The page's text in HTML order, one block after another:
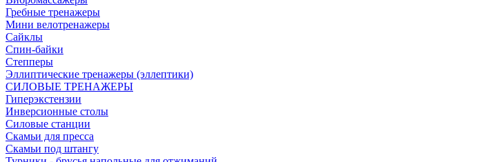
Гребные тренажеры
Мини велотренажеры
Сайклы
Спин-байки
Степперы
Эллиптические тренажеры (эллептики)
СИЛОВЫЕ ТРЕНАЖЕРЫ
Гиперэкстензии
Инверсионные столы
Силовые станции
Скамьи для пресса
Скамьи под штангу